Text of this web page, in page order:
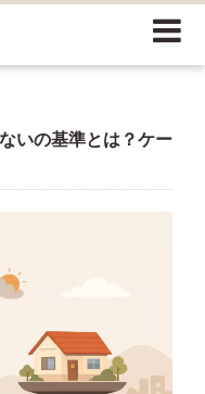
いの基準とは？ケー